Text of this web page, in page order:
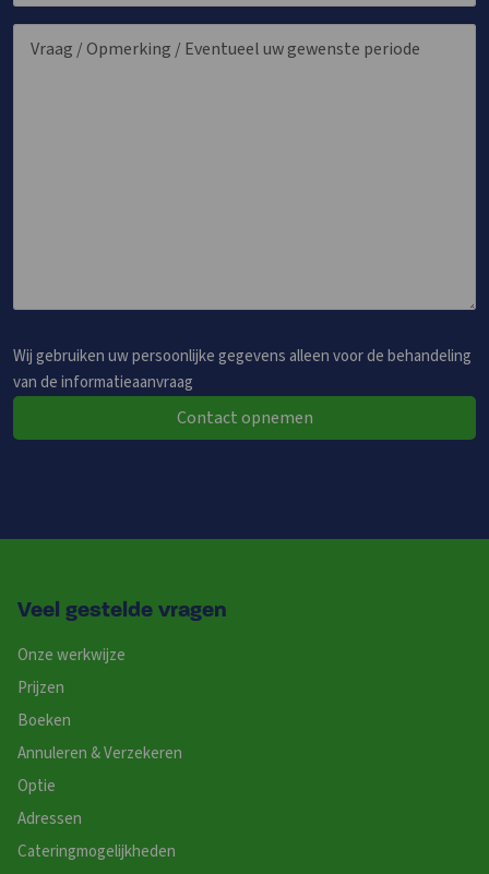
Wij gebruiken uw persoonlijke gegevens alleen voor de behandeling
van de informatieaanvraag
Contact opnemen
Veel gestelde vragen
Onze werkwijze
Prijzen
Boeken
Annuleren & Verzekeren
Optie
Adressen
Cateringmogelijkheden